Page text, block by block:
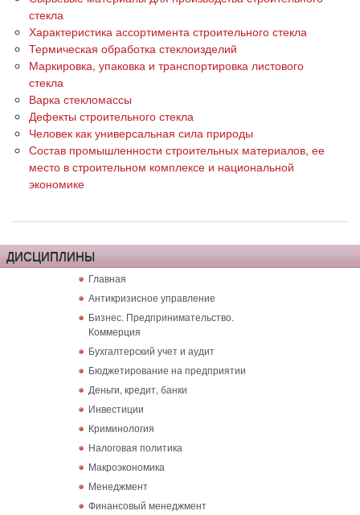
стекла
Характеристика ассортимента строительного стекла
Термическая обработка стеклоизделий
Маркировка, упаковка и транспортировка листового
стекла
Варка стекломассы
Дефекты строительного стекла
Человек как универсальная сила природы
Состав промышленности строительных материалов, ее
место в строительном комплексе и национальной
экономике
ДИСЦИПЛИНЫ
Главная
Антикризисное управление
Бизнес. Предпринимательство.
Коммерция
Бухгалтерский учет и аудит
Бюджетирование на предприятии
Деньги, кредит, банки
Инвестиции
Криминология
Налоговая политика
Макроэкономика
Менеджмент
Финансовый менеджмент